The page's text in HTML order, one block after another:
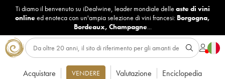
Ti diamo il benvenuto su iDealwine, leader mondiale delle aste di vini
onlineed enoteca con un'ampia selezione di vini francesi: Borgogna,
Bordeaux, Champagne...
Acquistare VENDERE Valutazione Enciclopedia